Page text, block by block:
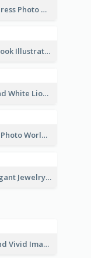
Purple Press Photo World Press Freedom Day Instagram Post
Brown Book Illustration Book And Copyright Day Instagram Post
Black And White Lion World Wildlife Day Instagram Post
Monkey Photo World Wildlife Day Instagram Post
Pink Elegant Jewelry Sale Valentines Day Instagram Post
Retro And Vivid Image Instagram Post Design Idea